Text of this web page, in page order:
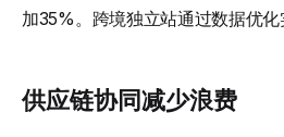
加35%。跨境独立站通过数据优化
供应链协同减少浪费